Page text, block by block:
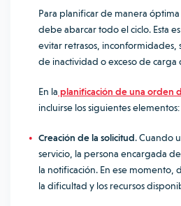
Para planificar de manera óptima
debe abarcar todo el ciclo. Esta
evitar retrasos, inconformidades,
de inactividad o exceso de carga
En la planificación de una orden
incluirse los siguientes elementos:
Creación de la solicitud. Cuando
servicio, la persona encargada
la notificación. En ese momento,
la dificultad y los recursos